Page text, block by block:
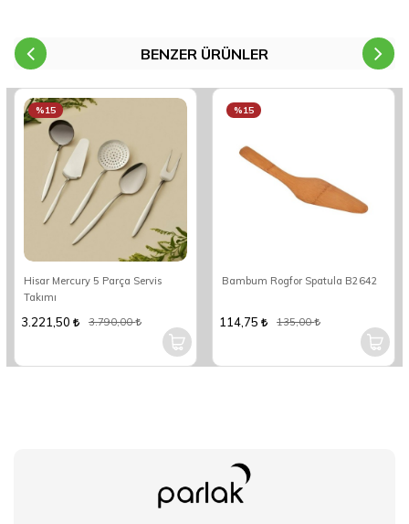
BENZER ÜRÜNLER
Hisar Mercury 5 Parça Servis
Takımı
%15
3.221,50 3.790,00
Bambum Rogfor Spatula B2642
%15
114,75 135,00